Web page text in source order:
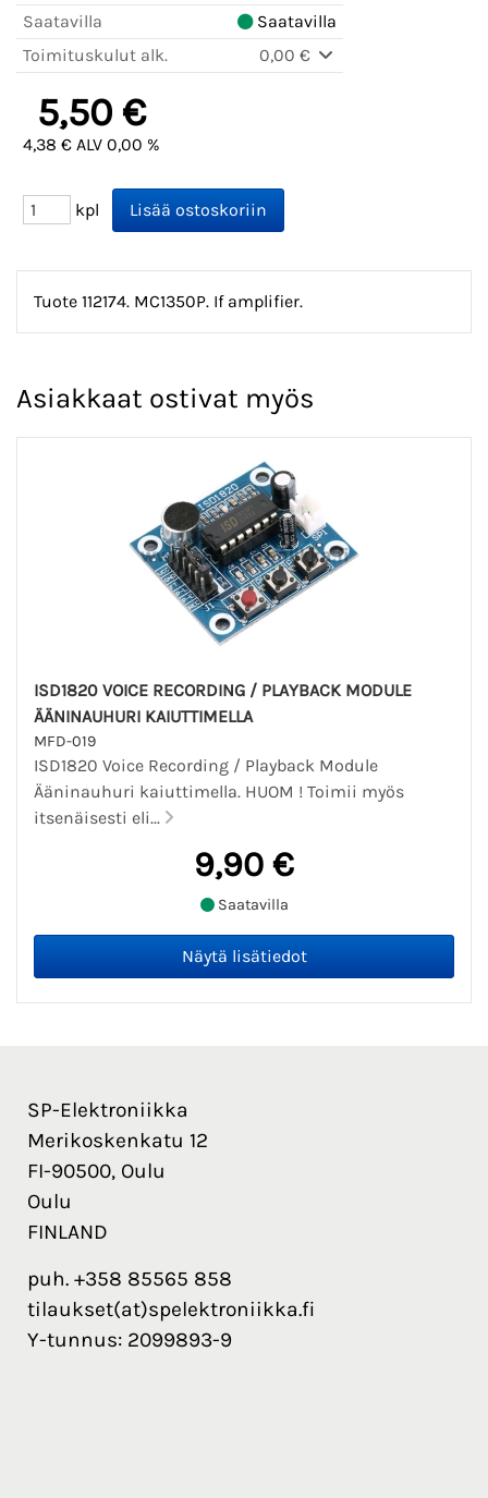
Saatavilla
Saatavilla
Toimituskulut alk.
0,00 €
5,50 €
4,38 € ALV 0,00 %
kpl
Tuote 112174. MC1350P. If amplifier.
Asiakkaat ostivat myös
ISD1820 VOICE RECORDING / PLAYBACK MODULE
ÄÄNINAUHURI KAIUTTIMELLA
MFD-019
ISD1820 Voice Recording / Playback Module
Ääninauhuri kaiuttimella. HUOM ! Toimii myös
itsenäisesti eli...
9,90 €
Saatavilla
SP-Elektroniikka
Merikoskenkatu 12
FI-90500, Oulu
Oulu
FINLAND
puh. +358 85565 858
tilaukset(at)spelektroniikka.fi
Y-tunnus: 2099893-9